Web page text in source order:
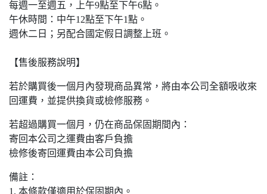
每週一至週五，上午9點至下午6點。
午休時間：中午12點至下午1點。
週休二日；另配合國定假日調整上班。
【售後服務說明】
若於購買後一個月內發現商品異常，將由本公司全額吸收來
回運費，並提供換貨或檢修服務。
若超過購買一個月，仍在商品保固期間內：
寄回本公司之運費由客戶負擔
檢修後寄回運費由本公司負擔
備註：
1. 本條款僅適用於保固期內。